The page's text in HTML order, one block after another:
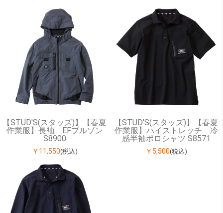
【STUD'S(スタッズ)】【春夏
作業服】長袖 EFブルゾン
S8900
￥11,550(税込)
【STUD'S(スタッズ)】【春夏
作業服】ハイストレッチ 冷
感半袖ポロシャツ S8571
￥5,500(税込)